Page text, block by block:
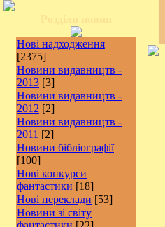
Нові надходження
[2375]
Новини видавництв -
2013 [3]
Новини видавництв -
2012 [2]
Новини видавництв -
2011 [2]
Новини бібліографії
[100]
Нові конкурси
фантастики [18]
Нові переклади [53]
Новини зі світу